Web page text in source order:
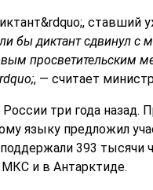
ставший
бы диктант сдвинул с
просветительским
, — считает
три года назад.
языку предложил
393 тысячи
МКС и в Антарктиде.